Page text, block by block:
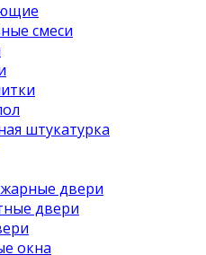
смеси
штукатурка
двери
двери
окна